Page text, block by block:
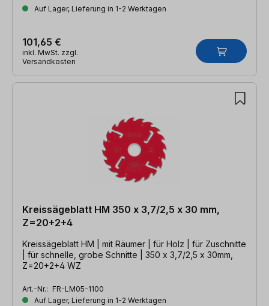
Auf Lager, Lieferung in 1-2 Werktagen
101,65 €
inkl. MwSt. zzgl.
Versandkosten
Kreissägeblatt HM 350 x 3,7/2,5 x 30 mm,
Z=20+2+4
Kreissägeblatt HM | mit Räumer | für Holz | für Zuschnitte
| für schnelle, grobe Schnitte | 350 x 3,7/2,5 x 30mm,
Z=20+2+4 WZ
Art.-Nr.: FR-LM05-1100
Auf Lager, Lieferung in 1-2 Werktagen